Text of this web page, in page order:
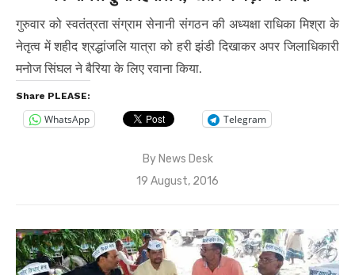
गुरुवार को स्वतंत्रता संग्राम सेनानी संगठन की अध्यक्षा राधिका मिश्रा के
नेतृत्व में शहीद श्रद्धांजलि यात्रा को हरी झंडी दिखाकर अपर जिलाधिकारी
मनोज सिंघल ने बैरिया के लिए रवाना किया.
Share PLEASE:
WhatsApp Telegram
By News Desk
Posted
19 August, 2016